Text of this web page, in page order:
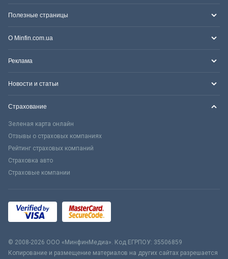
Полезные страницы
О Minfin.com.ua
Реклама
Новости и статьи
Страхование
Зеленая карта онлайн
Отзывы о страховых компаниях
Рейтинг страховых компаний
Страховка авто
Страховые компании
© 2008-2026 ООО «МинфинМедиа». Код ЕГРПОУ: 35506859
Копирование и размещение материалов на других сайтах разрешается